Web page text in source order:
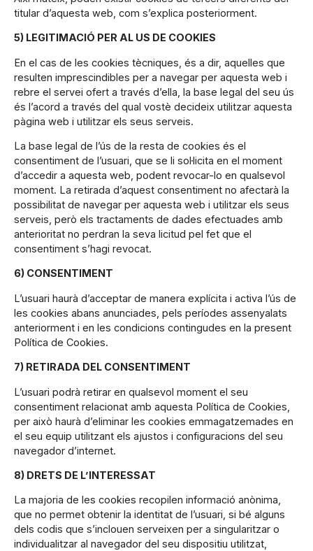
titular d’aquesta web, com s’explica posteriorment.
5) LEGITIMACIÓ PER AL US DE COOKIES
En el cas de les cookies tècniques, és a dir, aquelles que
resulten imprescindibles per a navegar per aquesta web i
rebre el servei ofert a través d’ella, la base legal del seu ús
és l’acord a través del qual vostè decideix utilitzar aquesta
pàgina web i utilitzar els seus serveis.
La base legal de l’ús de la resta de cookies és el
consentiment de l’usuari, que se li sol·licita en el moment
d’accedir a aquesta web, podent revocar-lo en qualsevol
moment. La retirada d’aquest consentiment no afectarà la
possibilitat de navegar per aquesta web i utilitzar els seus
serveis, però els tractaments de dades efectuades amb
anterioritat no perdran la seva licitud pel fet que el
consentiment s’hagi revocat.
6) CONSENTIMENT
L’usuari haurà d’acceptar de manera explícita i activa l’ús de
les cookies abans anunciades, pels períodes assenyalats
anteriorment i en les condicions contingudes en la present
Política de Cookies.
7) RETIRADA DEL CONSENTIMENT
L’usuari podrà retirar en qualsevol moment el seu
consentiment relacionat amb aquesta Política de Cookies,
per això haurà d’eliminar les cookies emmagatzemades en
el seu equip utilitzant els ajustos i configuracions del seu
navegador d’internet.
8) DRETS DE L’INTERESSAT
La majoria de les cookies recopilen informació anònima,
que no permet obtenir la identitat de l’usuari, si bé alguns
dels codis que s’inclouen serveixen per a singularitzar o
individualitzar al navegador del seu dispositiu utilitzat,